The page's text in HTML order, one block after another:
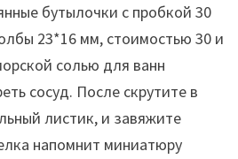
бутылочки с пробкой 30
23*16 мм, стоимостью 30 и
солью для ванн
сосуд. После скрутите в
листик, и завяжите
напомнит миниатюру